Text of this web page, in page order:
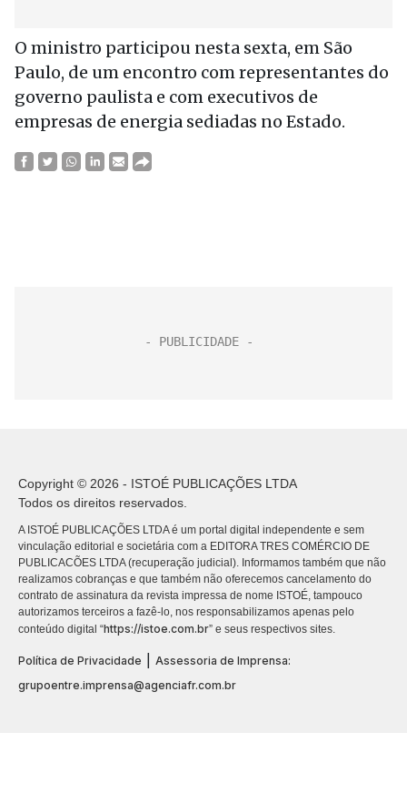
O ministro participou nesta sexta, em São
Paulo, de um encontro com representantes do
governo paulista e com executivos de
empresas de energia sediadas no Estado.
Copyright © 2026 - ISTOÉ PUBLICAÇÕES LTDA
Todos os direitos reservados.
A ISTOÉ PUBLICAÇÕES LTDA é um portal digital independente e sem
vinculação editorial e societária com a EDITORA TRES COMÉRCIO DE
PUBLICACÕES LTDA (recuperação judicial). Informamos também que não
realizamos cobranças e que também não oferecemos cancelamento do
contrato de assinatura da revista impressa de nome ISTOÉ, tampouco
autorizamos terceiros a fazê-lo, nos responsabilizamos apenas pelo
conteúdo digital “https://istoe.com.br” e seus respectivos sites.
Política de Privacidade
Assessoria de Imprensa:
grupoentre.imprensa@agenciafr.com.br